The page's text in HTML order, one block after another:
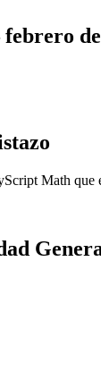
Math que